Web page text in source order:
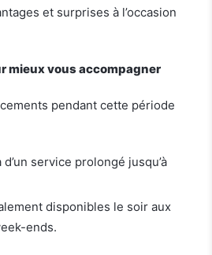
et surprises à l’occasion
mieux vous accompagner
pendant cette période
service prolongé jusqu’à
disponibles le soir aux
ends.